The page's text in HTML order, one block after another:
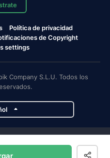
Política de privacidad
de Copyright
settings
Company S.L.U. Todos los